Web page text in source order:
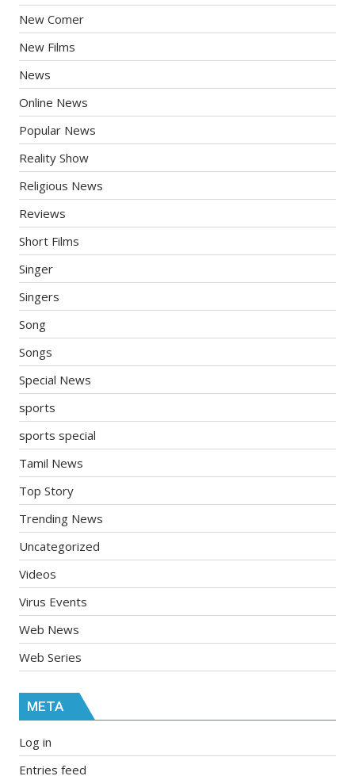
New Comer
New Films
News
Online News
Popular News
Reality Show
Religious News
Reviews
Short Films
Singer
Singers
Song
Songs
Special News
sports
sports special
Tamil News
Top Story
Trending News
Uncategorized
Videos
Virus Events
Web News
Web Series
META
Log in
Entries feed